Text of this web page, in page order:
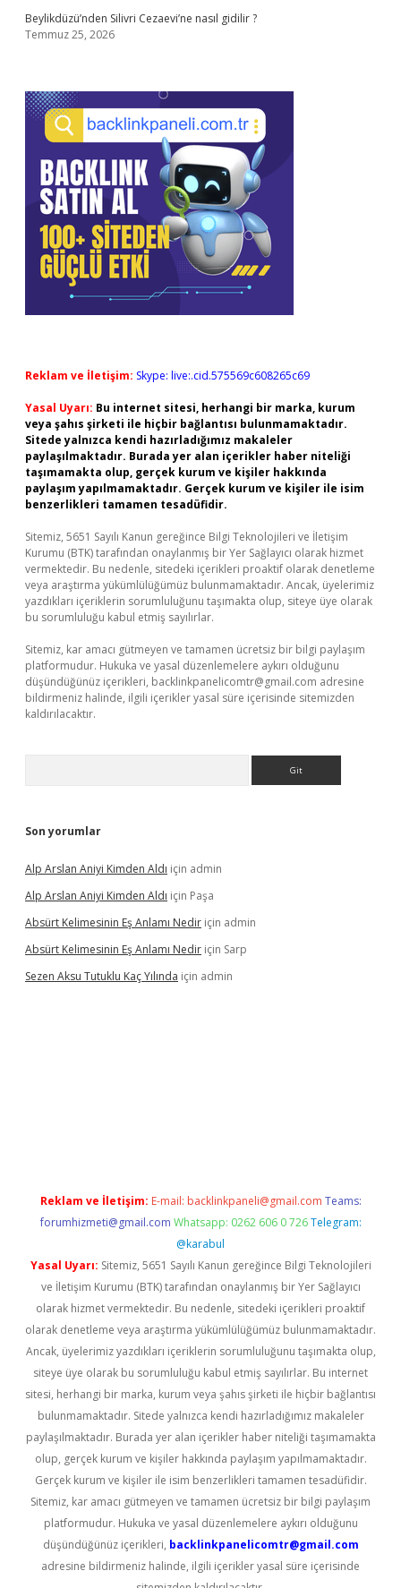
Beylikdüzü’nden Silivri Cezaevi’ne nasıl gidilir ?
Temmuz 25, 2026
Reklam ve İletişim: Skype: live:.cid.575569c608265c69
Yasal Uyarı: Bu internet sitesi, herhangi bir marka, kurum
veya şahıs şirketi ile hiçbir bağlantısı bulunmamaktadır.
Sitede yalnızca kendi hazırladığımız makaleler
paylaşılmaktadır. Burada yer alan içerikler haber niteliği
taşımamakta olup, gerçek kurum ve kişiler hakkında
paylaşım yapılmamaktadır. Gerçek kurum ve kişiler ile isim
benzerlikleri tamamen tesadüfidir.
Sitemiz, 5651 Sayılı Kanun gereğince Bilgi Teknolojileri ve İletişim
Kurumu (BTK) tarafından onaylanmış bir Yer Sağlayıcı olarak hizmet
vermektedir. Bu nedenle, sitedeki içerikleri proaktif olarak denetleme
veya araştırma yükümlülüğümüz bulunmamaktadır. Ancak, üyelerimiz
yazdıkları içeriklerin sorumluluğunu taşımakta olup, siteye üye olarak
bu sorumluluğu kabul etmiş sayılırlar.
Sitemiz, kar amacı gütmeyen ve tamamen ücretsiz bir bilgi paylaşım
platformudur. Hukuka ve yasal düzenlemelere aykırı olduğunu
düşündüğünüz içerikleri, backlinkpanelicomtr@gmail.com adresine
bildirmeniz halinde, ilgili içerikler yasal süre içerisinde sitemizden
kaldırılacaktır.
Son yorumlar
Alp Arslan Aniyi Kimden Aldı için admin
Alp Arslan Aniyi Kimden Aldı için Paşa
Absürt Kelimesinin Eş Anlamı Nedir için admin
Absürt Kelimesinin Eş Anlamı Nedir için Sarp
Sezen Aksu Tutuklu Kaç Yılında için admin
Reklam ve İletişim: E-mail: backlinkpaneli@gmail.com Teams:
forumhizmeti@gmail.com Whatsapp: 0262 606 0 726 Telegram:
@karabul
Yasal Uyarı: Sitemiz, 5651 Sayılı Kanun gereğince Bilgi Teknolojileri
ve İletişim Kurumu (BTK) tarafından onaylanmış bir Yer Sağlayıcı
olarak hizmet vermektedir. Bu nedenle, sitedeki içerikleri proaktif
olarak denetleme veya araştırma yükümlülüğümüz bulunmamaktadır.
Ancak, üyelerimiz yazdıkları içeriklerin sorumluluğunu taşımakta olup,
siteye üye olarak bu sorumluluğu kabul etmiş sayılırlar. Bu internet
sitesi, herhangi bir marka, kurum veya şahıs şirketi ile hiçbir bağlantısı
bulunmamaktadır. Sitede yalnızca kendi hazırladığımız makaleler
paylaşılmaktadır. Burada yer alan içerikler haber niteliği taşımamakta
olup, gerçek kurum ve kişiler hakkında paylaşım yapılmamaktadır.
Gerçek kurum ve kişiler ile isim benzerlikleri tamamen tesadüfidir.
Sitemiz, kar amacı gütmeyen ve tamamen ücretsiz bir bilgi paylaşım
platformudur. Hukuka ve yasal düzenlemelere aykırı olduğunu
düşündüğünüz içerikleri, backlinkpanelicomtr@gmail.com
adresine bildirmeniz halinde, ilgili içerikler yasal süre içerisinde